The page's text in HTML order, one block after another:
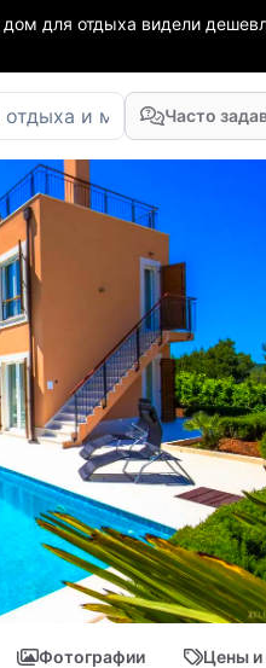
для отдыха видели
Часто
Фотографии Цены и